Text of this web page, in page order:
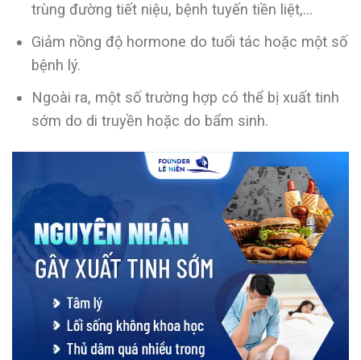
trùng đường tiết niệu, bệnh tuyến tiền liệt,…
Giảm nồng độ hormone do tuổi tác hoặc một số
bệnh lý.
Ngoài ra, một số trường hợp có thể bị xuất tinh
sớm do di truyền hoặc do bẩm sinh.